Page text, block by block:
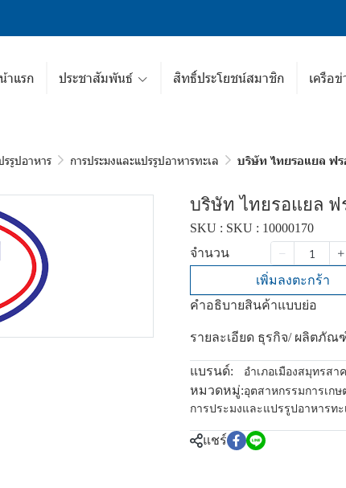
าแรก ประชาสัมพันธ์ สิทธิ์ประโยชน์สมาชิก เครือข่
รูปอาหาร การประมงและแปรรูปอาหารทะเล บริษัท ไทยรอแยล ฟ
บริษัท ไทยรอแยล ฟ
SKU : SKU : 10000170
จำนวน
เพิ่มลงตะกร้า
คำอธิบายสินค้าแบบย่อ
รายละเอียด ธุรกิจ/ ผลิตภัณ
แบรนด์: อำเภอเมืองสมุทรสา
หมวดหมู่:อุตสาหกรรมการเก
การประมงและแปรรูปอาหารทะ
แชร์